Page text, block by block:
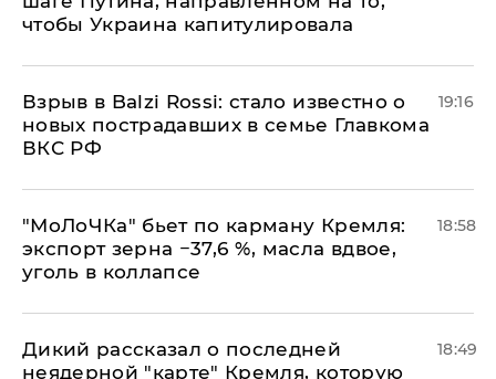
чтобы Украина капитулировала
Взрыв в Balzi Rossi: стало известно о
новых пострадавших в семье Главкома
ВКС РФ
19:16
​"МоЛоЧКа" бьет по карману Кремля:
экспорт зерна −37,6 %, масла вдвое,
уголь в коллапсе
18:58
Дикий рассказал о последней
неядерной "карте" Кремля, которую
18:49